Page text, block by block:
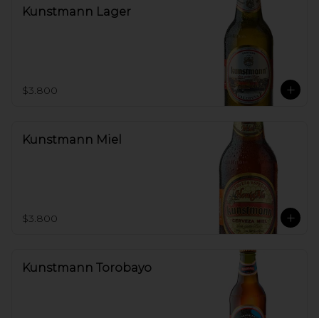
Kunstmann Lager
$3.800
Kunstmann Miel
$3.800
Kunstmann Torobayo